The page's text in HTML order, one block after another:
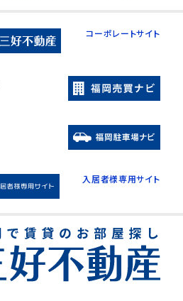
コーポレートサイト
入居者様専用サイト